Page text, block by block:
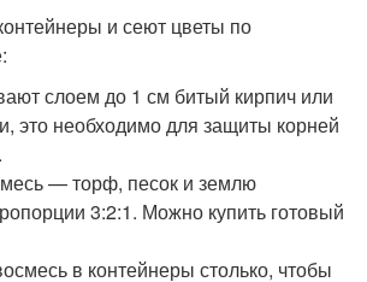
и сеют цветы по
слоем до 1 см битый кирпич или
это необходимо для защиты корней
— торф, песок и землю
3:2:1. Можно купить готовый
в контейнеры столько, чтобы